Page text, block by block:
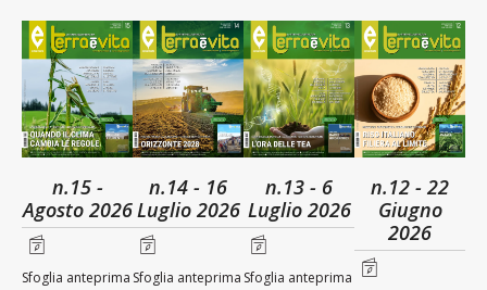
n.15 -
Agosto 2026
Sfoglia anteprima
n.14 - 16
Luglio 2026
Sfoglia anteprima
n.13 - 6
Luglio 2026
Sfoglia anteprima
n.12 - 22
Giugno
2026